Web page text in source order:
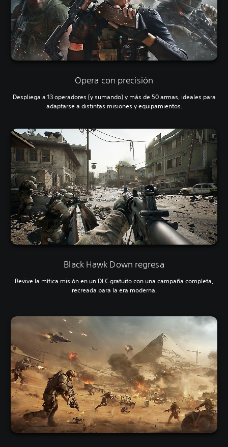
Opera con precisión
Despliega a 13 operadores (y sumando) y más de 50 armas, ideales para
adaptarse a distintas misiones y equipamientos.
Black Hawk Down regresa
Revive la mítica misión en un DLC gratuito con una campaña completa,
recreada para la era moderna.